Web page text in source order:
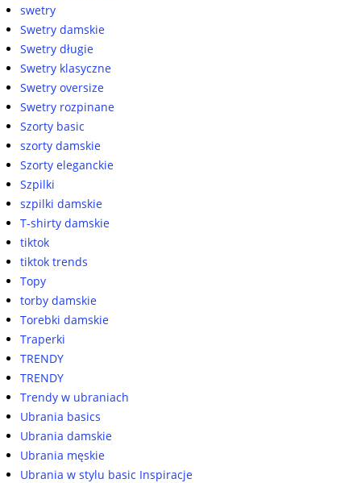
swetry
Swetry damskie
Swetry długie
Swetry klasyczne
Swetry oversize
Swetry rozpinane
Szorty basic
szorty damskie
Szorty eleganckie
Szpilki
szpilki damskie
T-shirty damskie
tiktok
tiktok trends
Topy
torby damskie
Torebki damskie
Traperki
TRENDY
TRENDY
Trendy w ubraniach
Ubrania basics
Ubrania damskie
Ubrania męskie
Ubrania w stylu basic Inspiracje